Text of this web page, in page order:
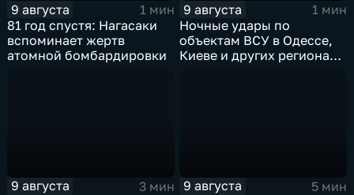
9 августа
1 мин
81 год спустя: Нагасаки
вспоминает жертв
атомной бомбардировки
9 августа
1 мин
Ночные удары по
объектам ВСУ в Одессе,
Киеве и других регионах
9 августа
3 мин
9 августа
5 мин